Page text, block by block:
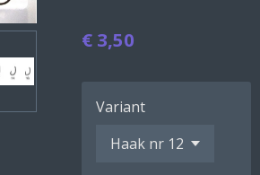
€ 3,50
Variant